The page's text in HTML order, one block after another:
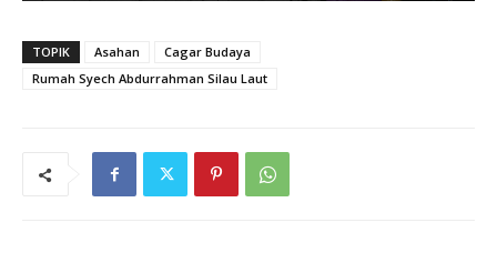
TOPIK Asahan
Cagar Budaya
Rumah Syech Abdurrahman Silau Laut